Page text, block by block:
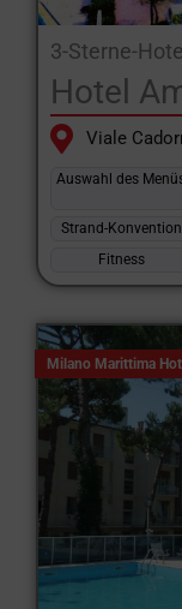
3-Sterne-
Hotel
Viale
Auswahl des
Strand-Konvention
Fitness
Milano Marittima